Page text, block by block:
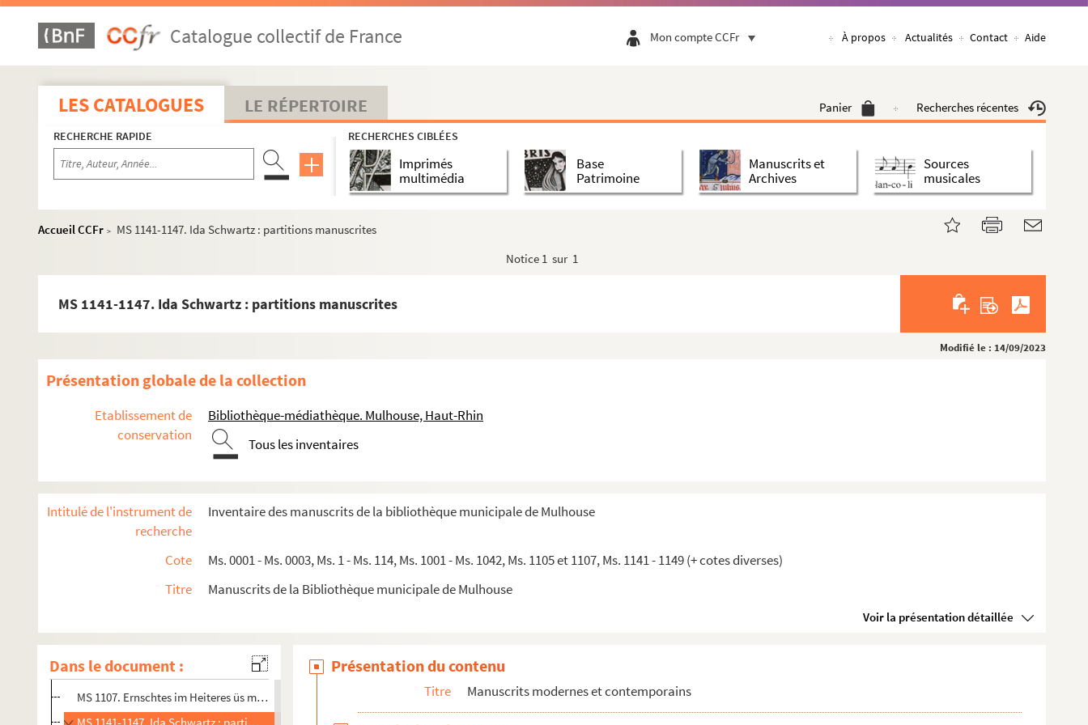
Catalogue collectif de France Mon compte CCFr À propos Actualités Contact Aide
LES CATALOGUES LE RÉPERTOIRE Panier Recherches récentes
RECHERCHE RAPIDE RECHERCHES CIBLÉES
Imprimés
multimédia
Base
Patrimoine
Manuscrits et
Archives
Sources
musicales
Accueil CCFr >
MS 1141-1147. Ida Schwartz : partitions manuscrites
Notice 1 sur 1
MS 1141-1147. Ida Schwartz : partitions manuscrites
Modifié le : 14/09/2023
Présentation globale de la collection
Etablissement de
conservation
Bibliothèque-médiathèque. Mulhouse, Haut-Rhin
Tous les inventaires
Intitulé de l'instrument de
recherche
Inventaire des manuscrits de la bibliothèque municipale de Mulhouse
Cote
Ms. 0001 - Ms. 0003, Ms. 1 - Ms. 114, Ms. 1001 - Ms. 1042, Ms. 1105 et 1107, Ms. 1141 - 1149 (+ cotes diverses)
Titre
Manuscrits de la Bibliothèque municipale de Mulhouse
Voir la présentation détaillée
Dans le document :
MS 1016. Geschichte des Stadtbibliothek von Mülhausen zu meinem fünfundzwanzigjährigen Jubilaum im Dienste de...
MS 1017. Copie d'un manuscrit Bibl. Chauffour n°20 : extrait regardant les fiefs principaux de la Sérénissime...
MS 1018. Châteaux d'Alsace : Noms, situation actuelle, situation avant 1870, état, observations, par Fritz Ke...
MS 1019. Morts pour la France 1914-1918 : Tapuscrit de Georges Koechlin
MS 1020. Beiträge zur Geschichte von Pfirt aus der Thanner Chronic gezogen : extraits de la chronique de Mala...
MS 1021. Valses pour piano à quatre mains, d'après celles pour piano, flûte, hautbois et clarinette : dédiées...
MS 1022. Mémoire sur le poste de Bitche ; Mémoire sur Bitch pour Mr Le Mal de Noaille, fait à Bitch le 3 aout...
MS 1023. Union Chorale, livre de caisse 1871-1893 : recettes et dépenses
MS 1027. Haut-Koenigsbourg
MS 1030 . Mémoire pour les corps des Brasseurs, huilliers, boulangers et bouchers de la ville de Strasbourg
MS 1032. Recueil de trois pièces manuscrites concernant les comptes des anciennes communautés d'arts et métie...
MS 1033. Projet d'un catalogue méthodique et raisonné des ouvrages ayant paru sur l'Alsace-Lorraine (arrêté e...
MS 1035. Concours international de chant 1922 : Mulhouse, les 4 et 5 juin 1922 (pentecôte), organisé par l'As...
MS 1036. Union Chorale de Mulhouse, lettres : Lettres de 1854 à 1908, lettres de 1862 à 1882 (membres), docum...
MS 1038. Mémoire sur la province d'Alsace de l'année 1696 / Jacques de La Grange
MS 1039. Catalogue de ma collection alsatique préparé pour le cas de vente, Charles Gérard
MS 1105. Catalogue Léon Lang (1899-1983)
MS 1106. Legs Paul Pettier fait par sa fille Colette
MS 1107. Ernschtes im Heiteres üs müssige Stunde, vu Joseph Bruchlen, Mülhüse im Ower-Elsass
Présentation du contenu
Titre Manuscrits modernes et contemporains